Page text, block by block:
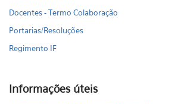
Docentes - Termo Colaboração
Portarias/Resoluções
Regimento IF
Informações úteis